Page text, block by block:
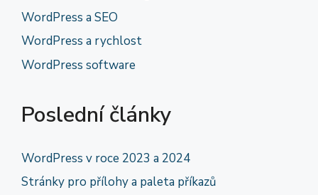
WordPress a SEO
WordPress a rychlost
WordPress software
Poslední články
WordPress v roce 2023 a 2024
Stránky pro přílohy a paleta příkazů